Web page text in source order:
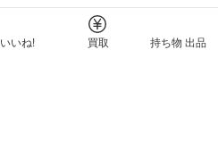
いいね! 買取 持ち物 出品